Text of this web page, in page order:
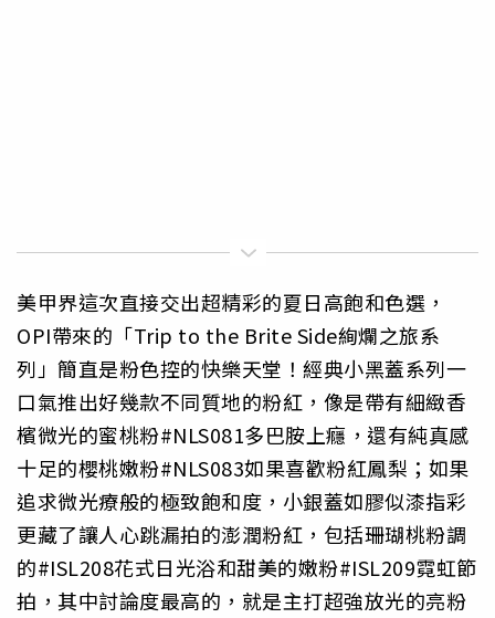
美甲界這次直接交出超精彩的夏日高飽和色選，
OPI帶來的「Trip to the Brite Side絢爛之旅系
列」簡直是粉色控的快樂天堂！經典小黑蓋系列一
口氣推出好幾款不同質地的粉紅，像是帶有細緻香
檳微光的蜜桃粉#NLS081多巴胺上癮，還有純真感
十足的櫻桃嫩粉#NLS083如果喜歡粉紅鳳梨；如果
追求微光療般的極致飽和度，小銀蓋如膠似漆指彩
更藏了讓人心跳漏拍的澎潤粉紅，包括珊瑚桃粉調
的#ISL208花式日光浴和甜美的嫩粉#ISL209霓虹節
拍，其中討論度最高的，就是主打超強放光的亮粉